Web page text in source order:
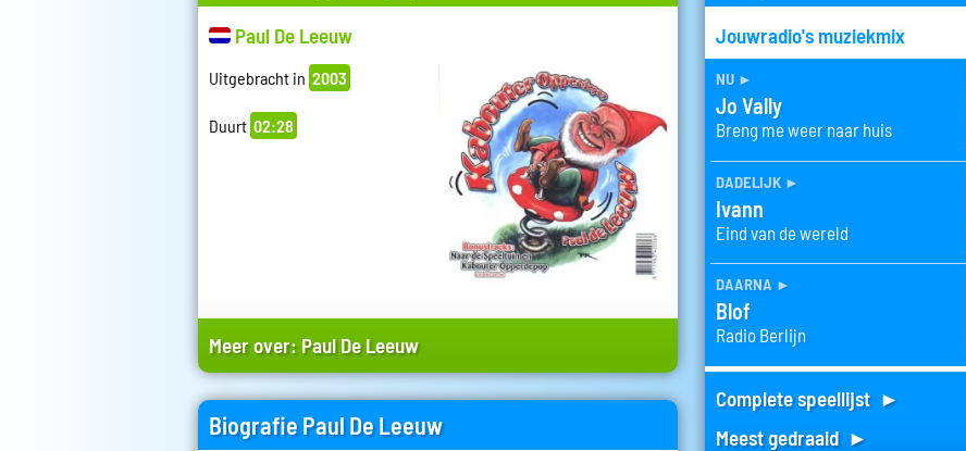
Paul De Leeuw
Uitgebracht in 2003
Duurt 02:28
Meer over: Paul De Leeuw
Biografie Paul De Leeuw
Jouwradio's muziekmix
nu ►
Jo Vally
Breng me weer naar huis
dadelijk ►
Ivann
Eind van de wereld
daarna ►
Blof
Radio Berlijn
Complete speellijst ►
Meest gedraaid ►